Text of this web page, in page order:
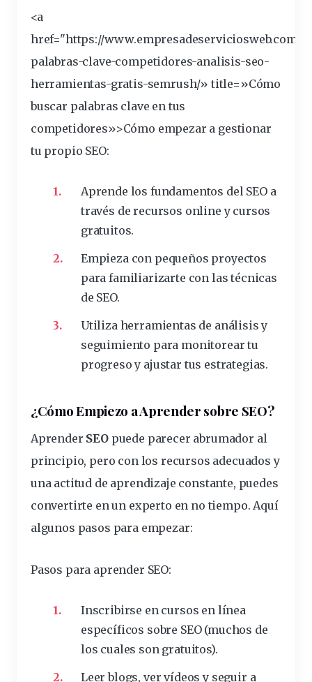
<a
href="https://www.empresadeserviciosweb.com/
palabras-clave-competidores-analisis-seo-
herramientas-gratis-semrush/» title=»Cómo
buscar palabras clave en tus
competidores»>Cómo empezar a gestionar
tu propio SEO:
Aprende los fundamentos del SEO a
través de recursos online y cursos
gratuitos.
Empieza con pequeños proyectos
para familiarizarte con las técnicas
de SEO.
Utiliza herramientas de análisis y
seguimiento para monitorear tu
progreso y ajustar tus estrategias.
¿Cómo Empiezo a Aprender sobre SEO?
Aprender SEOpuede parecer abrumador al
principio, pero con los recursos adecuados y
una actitud de aprendizaje constante, puedes
convertirte en un experto en no tiempo. Aquí
algunos pasos para empezar:
Pasos para aprender SEO:
Inscribirse en cursos en línea
específicos sobre SEO (muchos de
los cuales son gratuitos).
Leer blogs, ver vídeos y seguir a